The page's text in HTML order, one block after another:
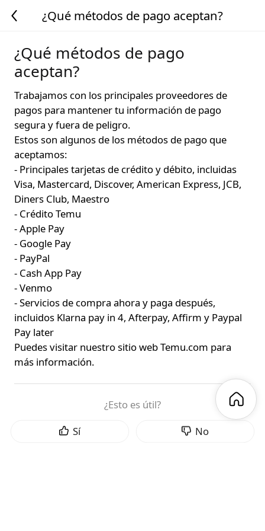
¿Qué métodos de pago aceptan?
¿Qué métodos de pago
aceptan?
Trabajamos con los principales proveedores de
pagos para mantener tu información de pago
segura y fuera de peligro.
Estos son algunos de los métodos de pago que
aceptamos:
- Principales tarjetas de crédito y débito, incluidas
Visa, Mastercard, Discover, American Express, JCB,
Diners Club, Maestro
- Crédito Temu
- Apple Pay
- Google Pay
- PayPal
- Cash App Pay
- Venmo
- Servicios de compra ahora y paga después,
incluidos Klarna pay in 4, Afterpay, Affirm y Paypal
Pay later
Puedes visitar nuestro sitio web Temu.com para
más información.
¿Esto es útil?
Sí
No